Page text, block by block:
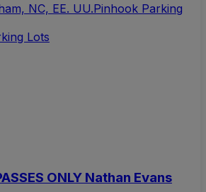
NC, EE. UU.Pinhook Parking
Lots
ONLY Nathan Evans